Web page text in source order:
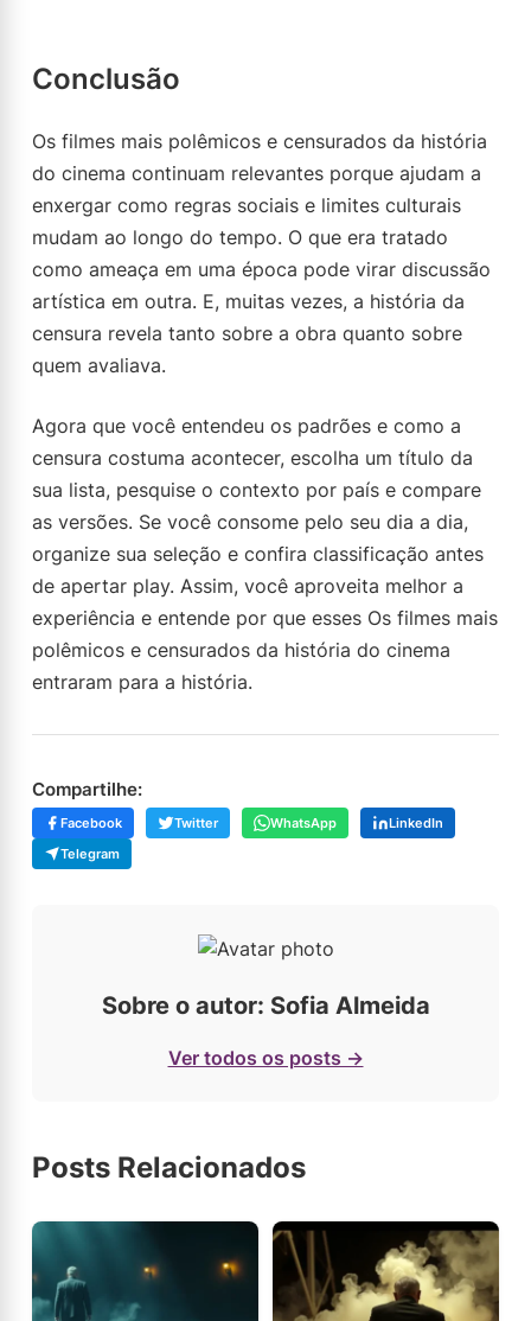
Conclusão
Os filmes mais polêmicos e censurados da história
do cinema continuam relevantes porque ajudam a
enxergar como regras sociais e limites culturais
mudam ao longo do tempo. O que era tratado
como ameaça em uma época pode virar discussão
artística em outra. E, muitas vezes, a história da
censura revela tanto sobre a obra quanto sobre
quem avaliava.
Agora que você entendeu os padrões e como a
censura costuma acontecer, escolha um título da
sua lista, pesquise o contexto por país e compare
as versões. Se você consome pelo seu dia a dia,
organize sua seleção e confira classificação antes
de apertar play. Assim, você aproveita melhor a
experiência e entende por que esses Os filmes mais
polêmicos e censurados da história do cinema
entraram para a história.
Compartilhe:
Facebook Twitter WhatsApp
LinkedIn
Telegram
Sobre o autor: Sofia Almeida
Ver todos os posts →
Posts Relacionados